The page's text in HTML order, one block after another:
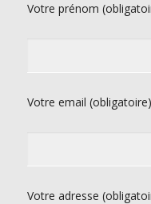
Votre prénom
Votre email (obligatoire)
Votre adresse